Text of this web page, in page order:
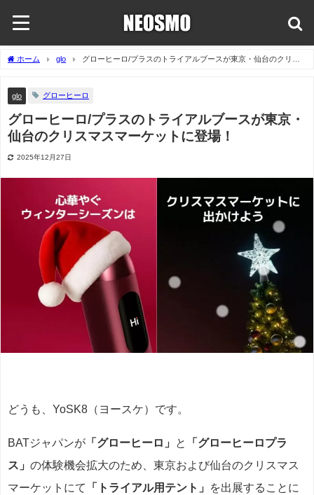
ホーム glo
グローヒーロ/プラスのトライアルブースが東京・仙台のクリス
glo グローヒーロ
グローヒーロ/プラスのトライアルブースが東京・
仙台のクリスマスマーケットに登場！
2025年12月27日
どうも、YoSK8（ヨースケ）です。
BATジャパンが 「グローヒーロ」 と
「グローヒーロプラ
ス」 の体験機会拡大のため、東京および仙台のクリスマス
マーケットにて
「トライアル用テント」
を出展することに